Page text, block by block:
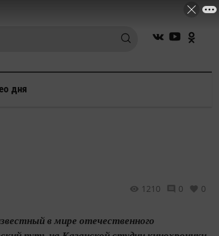
дня
1210 0 0
в мире отечественного